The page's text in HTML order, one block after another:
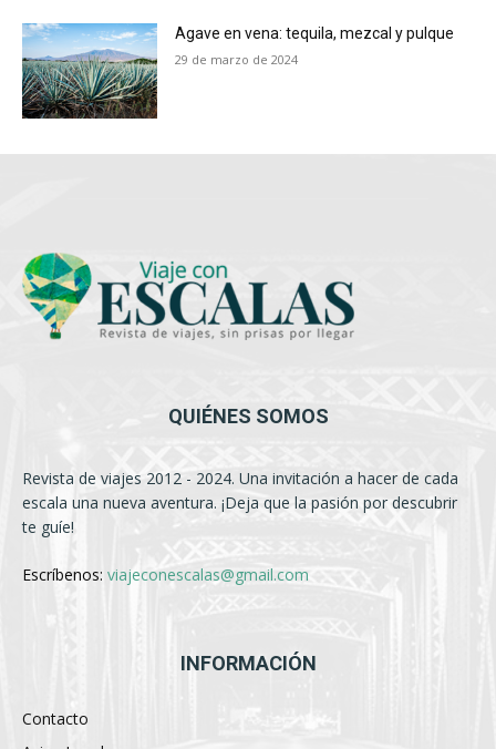
Agave en vena: tequila, mezcal y pulque
29 de marzo de 2024
QUIÉNES SOMOS
Revista de viajes 2012 - 2024. Una invitación a hacer de cada
escala una nueva aventura. ¡Deja que la pasión por descubrir
te guíe!
Escríbenos: viajeconescalas@gmail.com
INFORMACIÓN
Contacto